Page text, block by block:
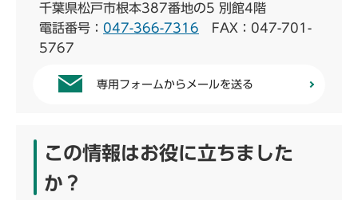
千葉県松戸市根本387番地の5 別館4階
電話番号： 047-366-7316 FAX：047-701-
5767
専用フォームからメールを送る
この情報はお役に立ちました
か？